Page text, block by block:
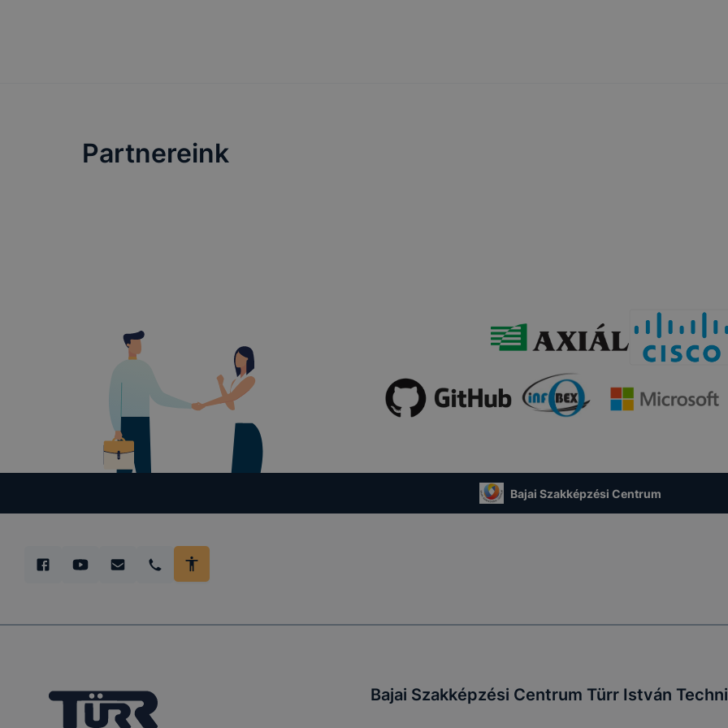
Partnereink
Bajai Szakképzési Centrum
Bajai Szakképzési Centrum Türr István
A 2001. évi CVIII. törvény
(Elkertv.) 13/A. § (3)
bekezdésében foglalt
rendelkezés